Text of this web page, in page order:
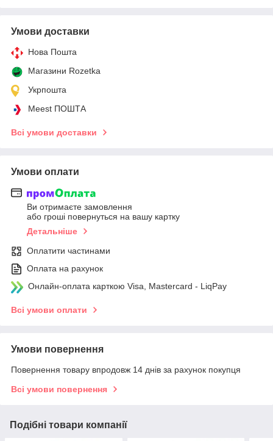
Умови доставки
Нова Пошта
Магазини Rozetka
Укрпошта
Meest ПОШТА
Всі умови доставки
Умови оплати
Ви отримаєте замовлення
або гроші повернуться на вашу картку
Детальніше
Оплатити частинами
Оплата на рахунок
Онлайн-оплата карткою Visa, Mastercard - LiqPay
Всі умови оплати
Умови повернення
Повернення товару впродовж 14 днів за рахунок покупця
Всі умови повернення
Подібні товари компанії